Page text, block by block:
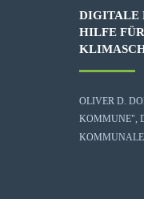
DIGITALE
HILFE
OLIVER D.
KOMMUNE",
KOMMUNALE